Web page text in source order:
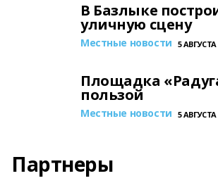
В Базлыке
уличную сцену
Местные новости 5 АВГУСТА
Площадка
пользой
Местные новости 5 АВГУСТА
Партнеры